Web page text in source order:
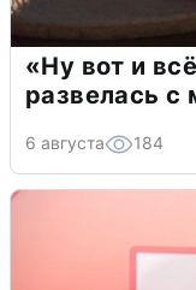
«Ну вот и
развелась
6 августа 184